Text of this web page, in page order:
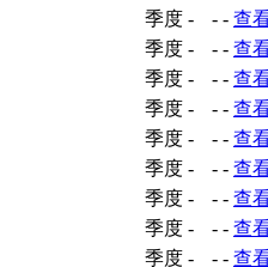
季度 - - - 查
季度 - - - 查
季度 - - - 查
季度 - - - 查
季度 - - - 查
季度 - - - 查
季度 - - - 查
季度 - - - 查
季度 - - - 查